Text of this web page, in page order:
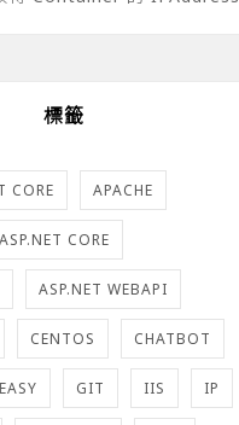
標籤
CORE APACHE
ASP.NET CORE
ASP.NET WEBAPI
CENTOS CHATBOT
EASY GIT IIS IP